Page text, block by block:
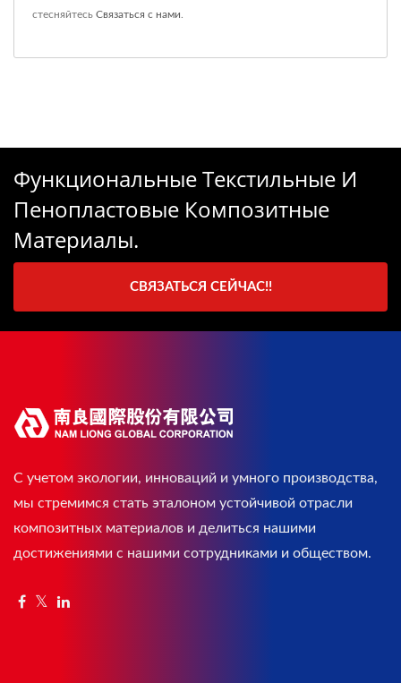
стесняйтесь Связаться с нами
Функциональные Текстильные И
Пенопластовые Композитные
Материалы.
СВЯЗАТЬСЯ СЕЙЧАС!!
С учетом экологии, инноваций и умного производства,
мы стремимся стать эталоном устойчивой отрасли
композитных материалов и делиться нашими
достижениями с нашими сотрудниками и обществом.